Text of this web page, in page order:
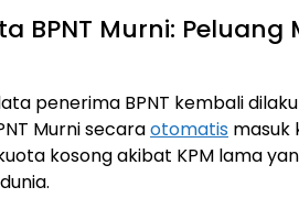
BPNT Murni: Peluang
penerima BPNT kembali
Murni secaraotomatis masuk
kosong akibat KPM lama